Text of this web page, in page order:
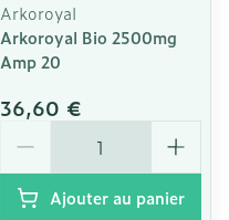
Arkoroyal
Arkoroyal Bio 2500mg
Amp 20
36,60 €
Ajouter au panier